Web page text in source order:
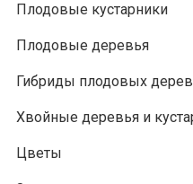
Плодовые кустарники
Плодовые деревья
Гибриды плодовых
Хвойные деревья и
Цветы